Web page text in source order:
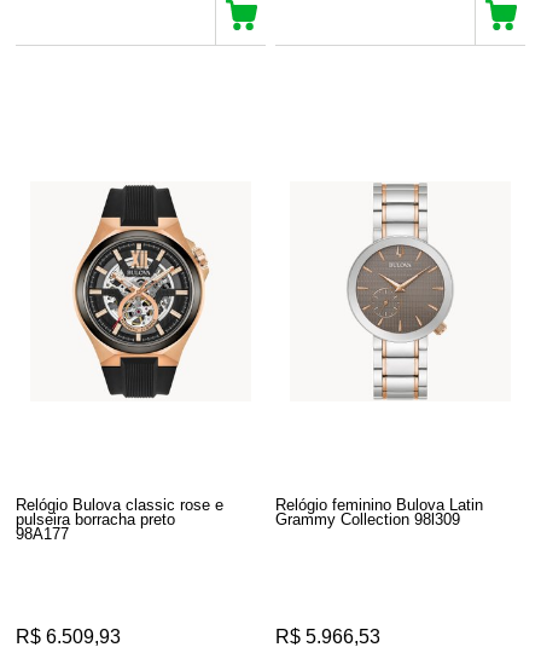
Relógio Bulova classic rose e
pulseira borracha preto
98A177
R$ 6.509,93
Relógio feminino Bulova Latin
Grammy Collection 98l309
R$ 5.966,53